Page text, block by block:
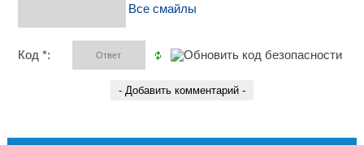
Все смайлы
Код *: